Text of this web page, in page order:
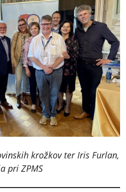
krožkov ter Iris Furlan,
pri ZPMS